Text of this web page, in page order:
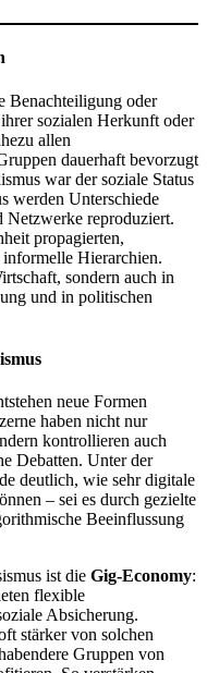
Benachteiligung oder
sozialen Herkunft oder
allen
dauerhaft bevorzugt
war der soziale Status
werden Unterschiede
Netzwerke reproduziert.
propagierten,
Hierarchien.
sondern auch in
und in politischen
neue Formen
haben nicht nur
kontrollieren auch
Debatten. Unter der
deutlich, wie sehr digitale
– sei es durch gezielte
Beeinflussung
ist die Gig-Economy:
flexible
Absicherung.
stärker von solchen
Gruppen von